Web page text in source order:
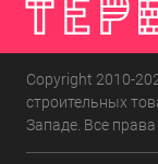
Copyright 2010-
строительных
Западе. Все